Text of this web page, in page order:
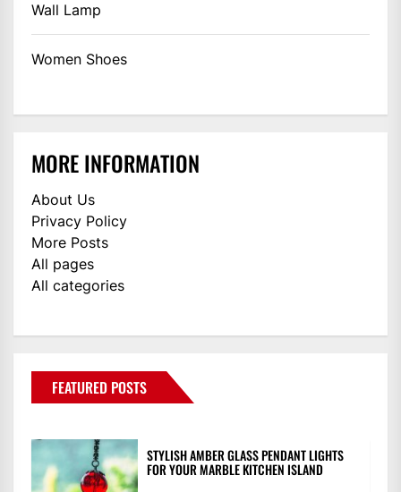
Wall Lamp
Women Shoes
MORE INFORMATION
About Us
Privacy Policy
More Posts
All pages
All categories
FEATURED POSTS
STYLISH AMBER GLASS PENDANT LIGHTS
FOR YOUR MARBLE KITCHEN ISLAND